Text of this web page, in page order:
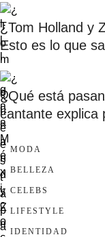
¿Tom Holland y
Esto es lo que
¿Qué está
cantante explica
MODA
BELLEZA
CELEBS
LIFESTYLE
IDENTIDAD